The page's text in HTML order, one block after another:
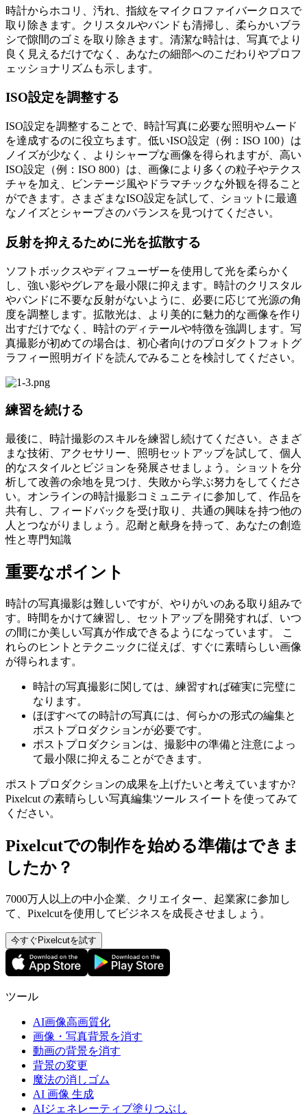
時計からホコリ、汚れ、指紋をマイクロファイバークロスで
取り除きます。クリスタルやバンドも清掃し、柔らかいブラ
シで隙間のゴミを取り除きます。清潔な時計は、写真でより
良く見えるだけでなく、あなたの細部へのこだわりやプロフ
ェッショナリズムも示します。
ISO設定を調整する
ISO設定を調整することで、時計写真に必要な照明やムード
を達成するのに役立ちます。低いISO設定（例：ISO 100）は
ノイズが少なく、よりシャープな画像を得られますが、高い
ISO設定（例：ISO 800）は、画像により多くの粒子やテクス
チャを加え、ビンテージ風やドラマチックな外観を得ること
ができます。さまざまなISO設定を試して、ショットに最適
なノイズとシャープさのバランスを見つけてください。
反射を抑えるために光を拡散する
ソフトボックスやディフューザーを使用して光を柔らかく
し、強い影やグレアを最小限に抑えます。時計のクリスタル
やバンドに不要な反射がないように、必要に応じて光源の角
度を調整します。拡散光は、より美的に魅力的な画像を作り
出すだけでなく、時計のディテールや特徴を強調します。写
真撮影が初めての場合は、初心者向けのプロダクトフォトグ
ラフィー照明ガイドを読んでみることを検討してください。
練習を続ける
最後に、時計撮影のスキルを練習し続けてください。さまざ
まな技術、アクセサリー、照明セットアップを試して、個人
的なスタイルとビジョンを発展させましょう。ショットを分
析して改善の余地を見つけ、失敗から学ぶ努力をしてくださ
い。オンラインの時計撮影コミュニティに参加して、作品を
共有し、フィードバックを受け取り、共通の興味を持つ他の
人とつながりましょう。忍耐と献身を持って、あなたの創造
性と専門知識
重要なポイント
時計の写真撮影は難しいですが、やりがいのある取り組みで
す。時間をかけて練習し、セットアップを開発すれば、いつ
の間にか美しい写真が作成できるようになっています。 こ
れらのヒントとテクニックに従えば、すぐに素晴らしい画像
が得られます。
時計の写真撮影に関しては、練習すれば確実に完璧に
なります。
ほぼすべての時計の写真には、何らかの形式の編集と
ポストプロダクションが必要です。
ポストプロダクションは、撮影中の準備と注意によっ
て最小限に抑えることができます。
ポストプロダクションの成果を上げたいと考えていますか?
Pixelcut の素晴らしい写真編集ツール スイートを使ってみて
ください。
Pixelcutでの制作を始める準備はできま
したか？
7000万人以上の中小企業、クリエイター、起業家に参加し
て、Pixelcutを使用してビジネスを成長させましょう。
今すぐPixelcutを試す
ツール
AI画像高画質化
画像・写真背景を消す
動画の背景を消す
背景の変更
魔法の消しゴム
AI 画像 生成
AIジェネレーティブ塗りつぶし